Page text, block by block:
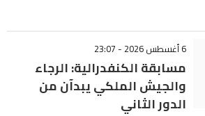
6 أغسطس 2026 - 23:07
مسابقة الكنفدرالية: الرجاء
والجيش الملكي يبدآن من
الدور الثاني